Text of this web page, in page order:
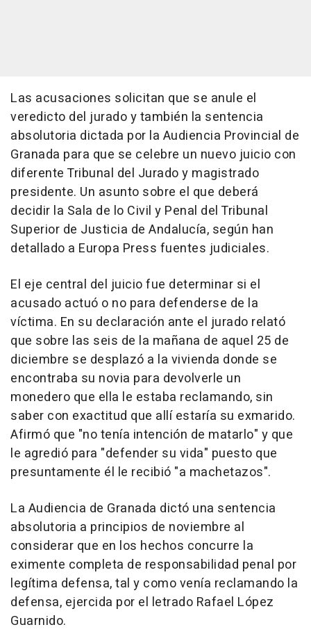
Las acusaciones solicitan que se anule el
veredicto del jurado y también la sentencia
absolutoria dictada por la Audiencia Provincial de
Granada para que se celebre un nuevo juicio con
diferente Tribunal del Jurado y magistrado
presidente. Un asunto sobre el que deberá
decidir la Sala de lo Civil y Penal del Tribunal
Superior de Justicia de Andalucía, según han
detallado a Europa Press fuentes judiciales.
El eje central del juicio fue determinar si el
acusado actuó o no para defenderse de la
víctima. En su declaración ante el jurado relató
que sobre las seis de la mañana de aquel 25 de
diciembre se desplazó a la vivienda donde se
encontraba su novia para devolverle un
monedero que ella le estaba reclamando, sin
saber con exactitud que allí estaría su exmarido.
Afirmó que "no tenía intención de matarlo" y que
le agredió para "defender su vida" puesto que
presuntamente él le recibió "a machetazos".
La Audiencia de Granada dictó una sentencia
absolutoria a principios de noviembre al
considerar que en los hechos concurre la
eximente completa de responsabilidad penal por
legítima defensa, tal y como venía reclamando la
defensa, ejercida por el letrado Rafael López
Guarnido.